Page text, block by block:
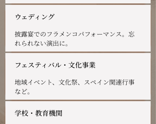
ウェディング
披露宴でのフラメンコパフォーマンス。忘
れられない演出に。
フェスティバル・文化事業
地域イベント、文化祭、スペイン関連行事
など。
学校・教育機関